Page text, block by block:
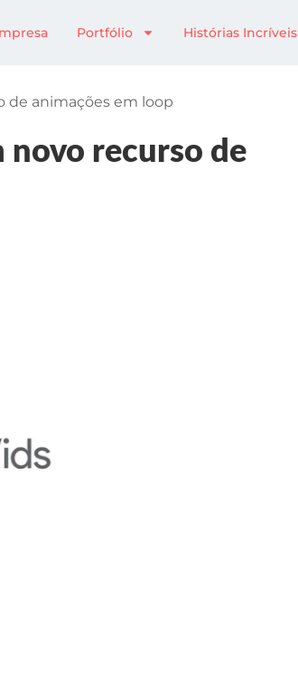
Portfólio Histórias Incríveis
de animações em loop
novo recurso de